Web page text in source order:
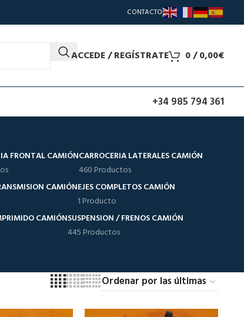
CONTACTO
ACCEDE / REGÍSTRATE 0/0,00€
+34 985 794 361
FRONTAL CAMIÓNCARROCERIA LATERALES CAMIÓN
460 Productos
CAMIÓNEJES COMPLETOS CAMIÓN
1 Producto
CAMIÓNSUSPENSION / FRENOS CAMIÓN
445 Productos